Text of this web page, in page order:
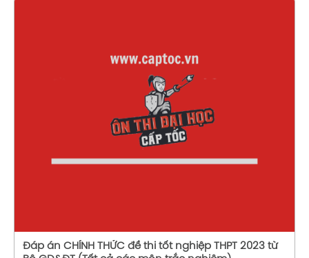
Xem chi tiết
Đáp án CHÍNH THỨC đề thi tốt nghiệp THPT 2023 từ